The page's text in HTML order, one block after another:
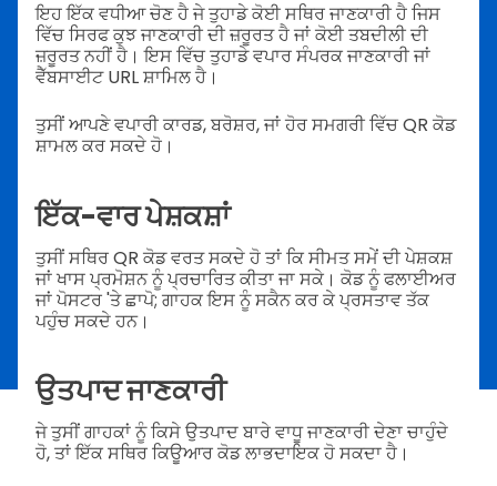
ਇਹ ਇੱਕ ਵਧੀਆ ਚੋਣ ਹੈ ਜੇ ਤੁਹਾਡੇ ਕੋਈ ਸਥਿਰ ਜਾਣਕਾਰੀ ਹੈ ਜਿਸ
ਵਿੱਚ ਸਿਰਫ ਕੁਝ ਜਾਣਕਾਰੀ ਦੀ ਜ਼ਰੂਰਤ ਹੈ ਜਾਂ ਕੋਈ ਤਬਦੀਲੀ ਦੀ
ਜ਼ਰੂਰਤ ਨਹੀਂ ਹੈ। ਇਸ ਵਿੱਚ ਤੁਹਾਡੇ ਵਪਾਰ ਸੰਪਰਕ ਜਾਣਕਾਰੀ ਜਾਂ
ਵੈੱਬਸਾਈਟ URL ਸ਼ਾਮਿਲ ਹੈ।
ਤੁਸੀਂ ਆਪਣੇ ਵਪਾਰੀ ਕਾਰਡ, ਬਰੋਸ਼ਰ, ਜਾਂ ਹੋਰ ਸਮਗਰੀ ਵਿੱਚ QR ਕੋਡ
ਸ਼ਾਮਲ ਕਰ ਸਕਦੇ ਹੋ।
ਇੱਕ-ਵਾਰ ਪੇਸ਼ਕਸ਼ਾਂ
ਤੁਸੀਂ ਸਥਿਰ QR ਕੋਡ ਵਰਤ ਸਕਦੇ ਹੋ ਤਾਂ ਕਿ ਸੀਮਤ ਸਮੇਂ ਦੀ ਪੇਸ਼ਕਸ਼
ਜਾਂ ਖਾਸ ਪ੍ਰਮੋਸ਼ਨ ਨੂੰ ਪ੍ਰਚਾਰਿਤ ਕੀਤਾ ਜਾ ਸਕੇ। ਕੋਡ ਨੂੰ ਫਲਾਈਅਰ
ਜਾਂ ਪੋਸਟਰ 'ਤੇ ਛਾਪੋ; ਗਾਹਕ ਇਸ ਨੂੰ ਸਕੈਨ ਕਰ ਕੇ ਪ੍ਰਸਤਾਵ ਤੱਕ
ਪਹੁੰਚ ਸਕਦੇ ਹਨ।
ਉਤਪਾਦ ਜਾਣਕਾਰੀ
ਜੇ ਤੁਸੀਂ ਗਾਹਕਾਂ ਨੂੰ ਕਿਸੇ ਉਤਪਾਦ ਬਾਰੇ ਵਾਧੂ ਜਾਣਕਾਰੀ ਦੇਣਾ ਚਾਹੁੰਦੇ
ਹੋ, ਤਾਂ ਇੱਕ ਸਥਿਰ ਕਿਊਆਰ ਕੋਡ ਲਾਭਦਾਇਕ ਹੋ ਸਕਦਾ ਹੈ।